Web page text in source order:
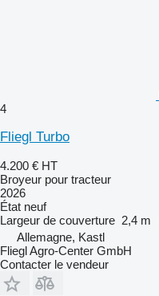
4
Fliegl Turbo
4.200 € HT
Broyeur pour tracteur
2026
État neuf
Largeur de couverture 2,4 m
Allemagne, Kastl
Fliegl Agro-Center GmbH
Contacter le vendeur